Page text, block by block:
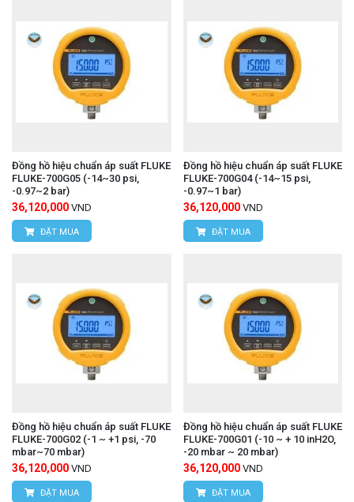
Đồng hồ hiệu chuẩn áp suất FLUKE
FLUKE-700G05 (-14~30 psi,
-0.97~2 bar)
36,120,000 VND
ĐẶT MUA
Đồng hồ hiệu chuẩn áp suất FLUKE
FLUKE-700G04 (-14~15 psi,
-0.97~1 bar)
36,120,000 VND
ĐẶT MUA
Đồng hồ hiệu chuẩn áp suất FLUKE
FLUKE-700G02 (-1 ~ +1 psi, -70
mbar~70 mbar)
36,120,000 VND
ĐẶT MUA
Đồng hồ hiệu chuẩn áp suất FLUKE
FLUKE-700G01 (-10 ~ + 10 inH2O,
-20 mbar ~ 20 mbar)
36,120,000 VND
ĐẶT MUA